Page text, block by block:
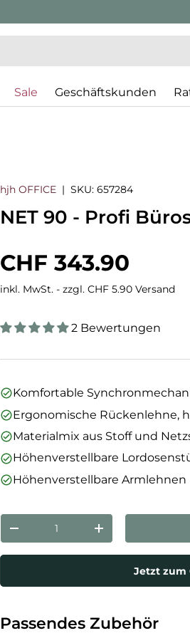
Sale Geschäftskunden
hjh OFFICE |SKU: 657284
NET 90 - Profi
Normaler Preis
CHF 343.90
inkl. MwSt. - zzgl. CHF 5.90 Versand
2 Bewertungen
Komfortable
Ergonomische Rückenlehne,
Materialmix aus Stoff und
Höhenverstellbare
Höhenverstellbare Armlehnen
Anzahl
Menge verringernMenge erhöhen
Jetzt zum
Passendes Zubehör